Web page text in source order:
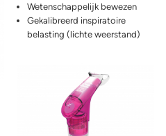
Wetenschappelijk bewezen
Gekalibreerd inspiratoire
belasting (lichte weerstand)